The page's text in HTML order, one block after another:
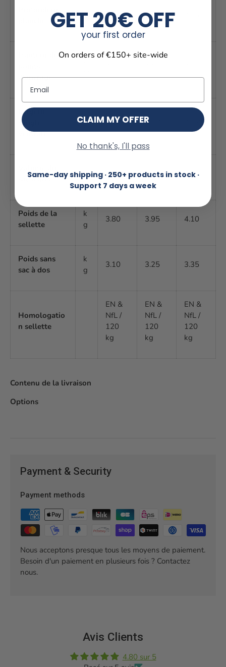
37.5 40.5
Hauteur des
d'ancrage
c
Largeur
sangle
ventrale
c
40-46 41-47 42-48
sac à dos
l 78 83 90
Poids de la
sellette
k
g
3.80 3.95 4.10
Poids sans
sac à dos
k
g
3.10 3.25 3.35
Homologatio
n sellette
EN &
NfL /
120
kg
EN &
NfL /
120
kg
EN &
NfL /
120
kg
Contenu de la livraison
Options
Payment & Security
Payment methods
Nous acceptons presque tous les moyens de paiement.
Besoin d'un paiement en plusieurs fois ? Contactez
nous.
Avis Clients
4.80 sur 5
GET 20€ OFF
your first order
On orders of €150+ site-wide
Email
CLAIM MY OFFER
No thank's, I'll pass
Same-day shipping · 250+ products in stock ·
Support 7 days a week